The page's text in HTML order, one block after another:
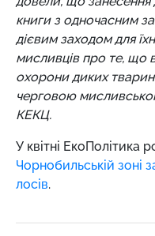
книги з одночасним
дієвим заходом для
мисливців про те, що
охорони диких
черговою
КЕКЦ.
У квітні ЕкоПолітика
Чорнобильській зоні
лосів.